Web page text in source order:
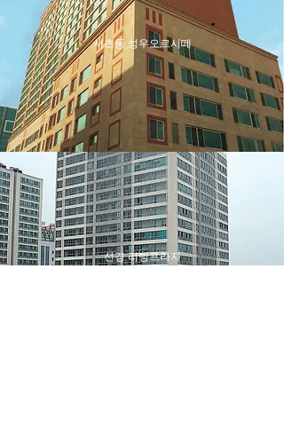
서초동 성우오르시떼
선경 리빙프라자